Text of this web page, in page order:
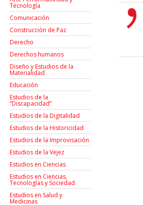
Tecnología
Comunicación
Construcción de Paz
Derecho
Derechos humanos
Diseño y Estudios de la
Materialidad
Educación
Estudios de la
“Discapacidad”
Estudios de la Digitalidad
Estudios de la Historicidad
Estudios de la Improvisación
Estudios de la Vejez
Estudios en Ciencias
Estudios en Ciencias,
Tecnologías y Sociedad
Estudios en Salud y
Medicinas